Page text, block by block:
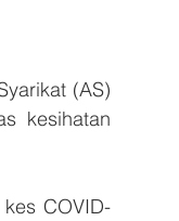
(AS)
kesihatan
COVID-